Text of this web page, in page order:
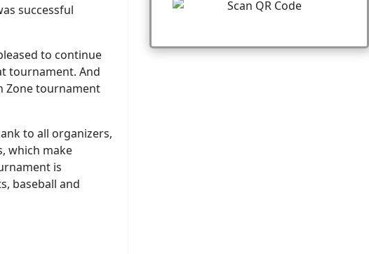
successful
to continue
tournament. And
Zone tournament
to all organizers,
which make
is
baseball and